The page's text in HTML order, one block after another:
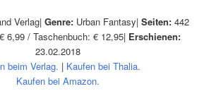
Verlag| Genre: Urban Fantasy| Seiten: 442
6,99 / Taschenbuch: € 12,95| Erschienen:
23.02.2018
beim Verlag. | Kaufen bei Thalia.
Kaufen bei Amazon.